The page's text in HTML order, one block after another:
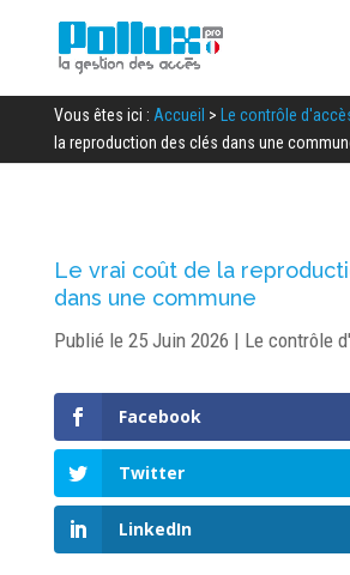
Vous êtes ici : Accueil > Le contrôle
la reproduction des clés dans une
Le vrai coût de la
dans une commune
Publié le 25 Juin 2026 | Le contrôle
Facebook
Twitter
LinkedIn